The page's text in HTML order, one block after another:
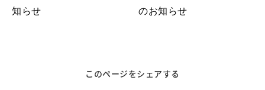
知らせ
のお知らせ
このページをシェアする